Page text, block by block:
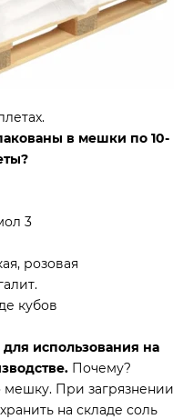
в мешки по 10-
3
розовая
кубов
использования на
Почему?
мешку. При загрязнении
на складе соль